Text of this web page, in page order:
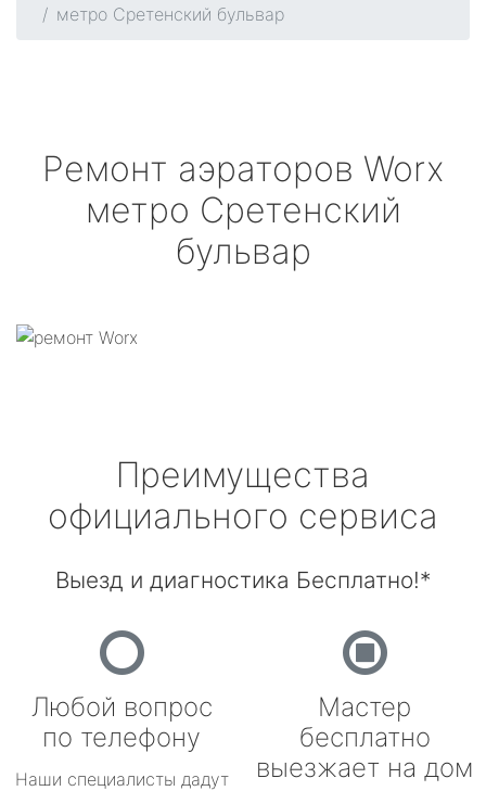
метро Сретенский бульвар
Ремонт аэраторов Worx
метро Сретенский
бульвар
Преимущества
официального сервиса
Выезд и диагностика Бесплатно!*
Любой вопрос
по телефону
Наши специалисты дадут
Мастер
бесплатно
выезжает на дом